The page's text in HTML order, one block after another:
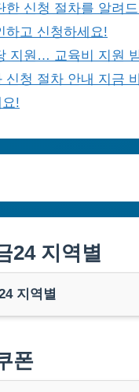
한 신청 절차를 알려드
하고 신청하세요!
지원… 교육비 지원
신청 절차 안내 지금
!
24 지역별
지역별
폰